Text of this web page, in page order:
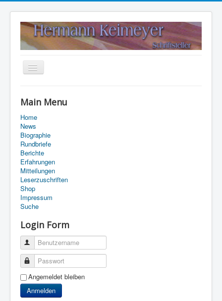
Navigation
Suche
Main Menu
Home
News
Biographie
Rundbriefe
Berichte
Erfahrungen
Mitteilungen
Leserzuschriften
Shop
Impressum
Suche
Login Form
Benutzername
Passwort
Angemeldet bleiben
Anmelden